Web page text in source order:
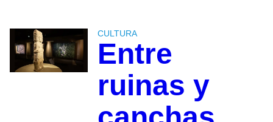
CULTURA
Entre
ruinas y